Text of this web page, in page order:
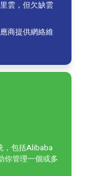
雲，但欠缺雲
商提供網絡維
，包括Alibaba
你管理一個或多